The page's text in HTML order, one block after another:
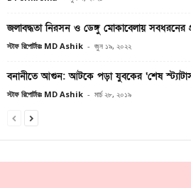
জলাবদ্ধতা নিরসন ও ডেঙ্গু মোকাবেলায় সবধরনের
স্টাফ রিপোর্টারঃ MD Ashik - জুন ১৯, ২০২২
বনানীতে আগুন: আটকে পড়া যুবকের ‘শেষ
স্টাফ রিপোর্টারঃ MD Ashik - মার্চ ২৮, ২০১৯